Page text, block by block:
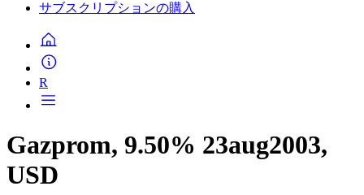
サブスクリプションの購入
R
Gazprom, 9.50% 23aug2003,
USD